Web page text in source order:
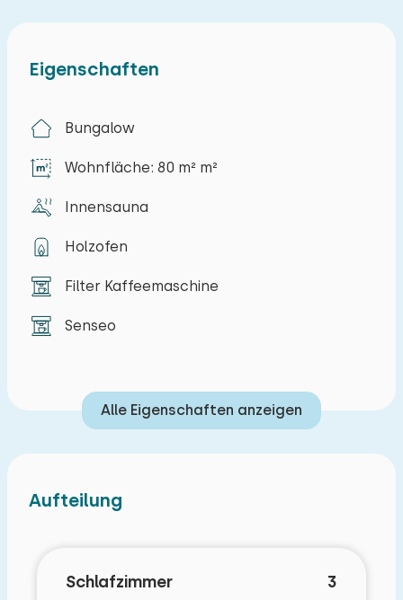
(gegen Gebühr)
Haustierfrei
Kühl-Gefrierkombination
Eigenschaften
Bungalow
Wohnfläche: 80 m² m²
Innensauna
Holzofen
Filter Kaffeemaschine
Senseo
Alle Eigenschaften anzeigen
Aufteilung
Schlafzimmer 3